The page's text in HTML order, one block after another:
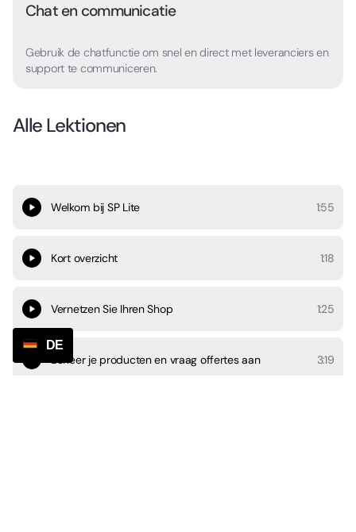
Chat en communicatie
Gebruik de chatfunctie om snel en direct met leveranciers en
support te communiceren.
Alle Lektionen
Welkom bij SP Lite 1:55
Kort overzicht 1:18
Vernetzen Sie Ihren Shop 1:25
Beheer je producten en vraag offertes aan 3:19
DE